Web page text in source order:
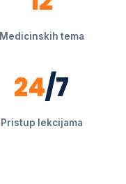
Medicinskih tema
24/7
Pristup lekcijama